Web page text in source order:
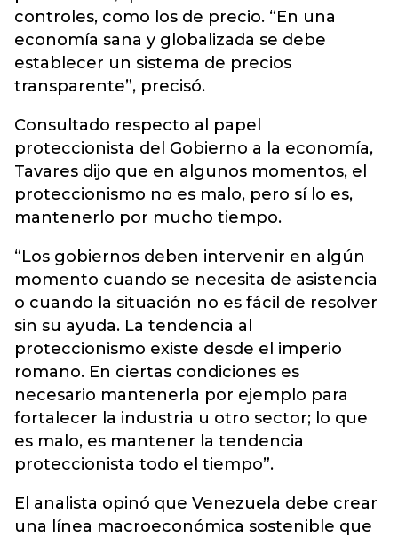
controles, como los de precio. “En una
economía sana y globalizada se debe
establecer un sistema de precios
transparente”, precisó.
Consultado respecto al papel
proteccionista del Gobierno a la economía,
Tavares dijo que en algunos momentos, el
proteccionismo no es malo, pero sí lo es,
mantenerlo por mucho tiempo.
“Los gobiernos deben intervenir en algún
momento cuando se necesita de asistencia
o cuando la situación no es fácil de resolver
sin su ayuda. La tendencia al
proteccionismo existe desde el imperio
romano. En ciertas condiciones es
necesario mantenerla por ejemplo para
fortalecer la industria u otro sector; lo que
es malo, es mantener la tendencia
proteccionista todo el tiempo”.
El analista opinó que Venezuela debe crear
una línea macroeconómica sostenible que